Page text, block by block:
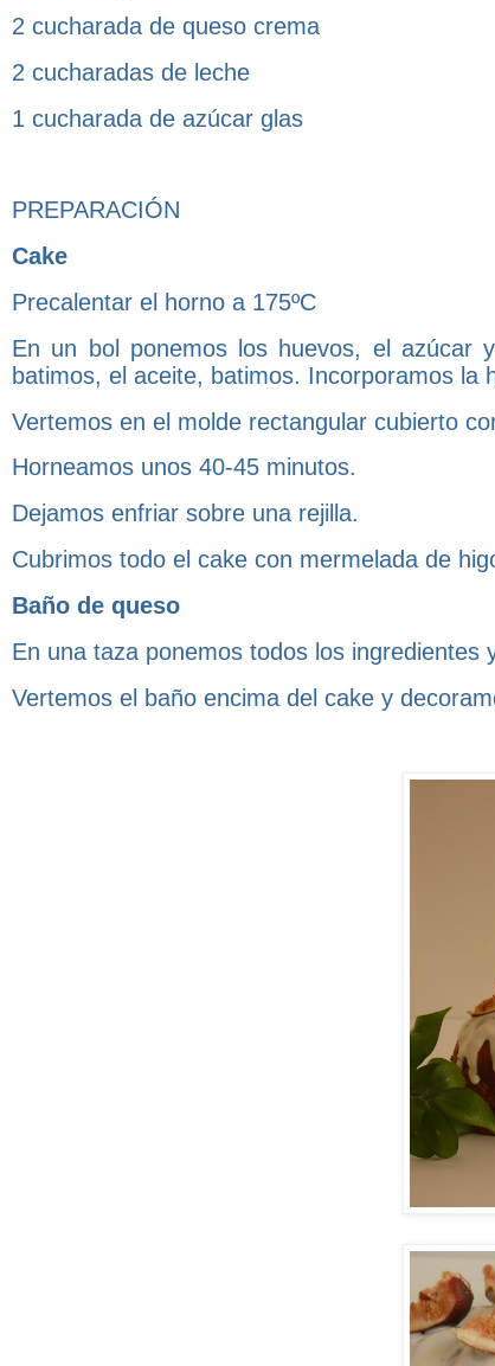
2 cucharada de queso crema
2 cucharadas de leche
1 cucharada de azúcar glas
PREPARACIÓN
Cake
Precalentar el horno a 175ºC
En un bol ponemos los huevos, el azúcar
batimos, el aceite, batimos. Incorporamos la
Vertemos en el molde rectangular cubierto
Horneamos unos 40-45 minutos.
Dejamos enfriar sobre una rejilla.
Cubrimos todo el cake con mermelada de
Baño de queso
En una taza ponemos todos los ingredientes
Vertemos el baño encima del cake y